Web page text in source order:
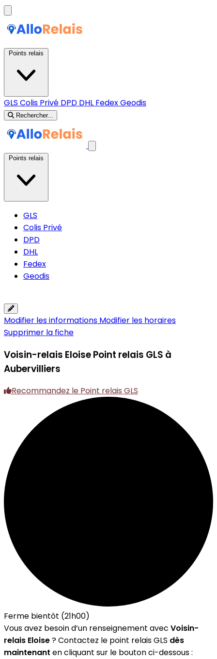
GLS Colis Privé DPD DHL FedexGeodis
Rechercher...
GLS
Colis Privé
DPD
DHL
Fedex
Geodis
Modifier les informations Modifier les horaires
Supprimer la fiche
Voisin-relais EloisePoint relais GLS à
Aubervilliers
Recommandez le Point relais GLS
Ferme bientôt (21h00)
Vous avez besoin d’un renseignement avec Voisin-
relais Eloise? Contactez le point relais GLS dès
maintenant en cliquant sur le bouton ci-dessous :